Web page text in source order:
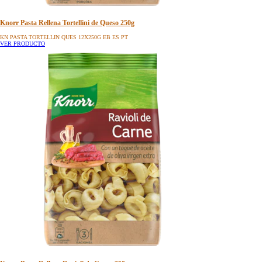
Knorr Pasta Rellena Tortellini de Queso 250g
KN PASTA TORTELLIN QUES 12X250G EB ES PT
VER PRODUCTO